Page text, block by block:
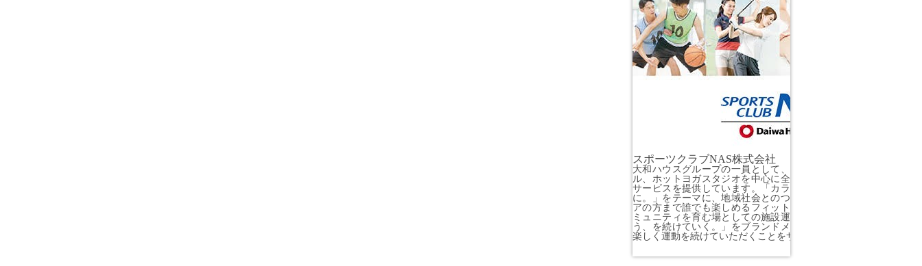
スポーツクラブNAS株式会社
大和ハウスグループの一員として、スポーツクラブ、スイミング
ル、ホットヨガスタジオを中心に全国展開し、地域の幅広い世代
サービスを提供しています。「カラダだけでなく、ココロも明る
に。」をテーマに、地域社会とのつながりを大切にし、子どもか
アの方まで誰でも楽しめるフィットネスの枠を超えた施設サービ
ミュニティを育む場としての施設運営を目指しています。「続け
う、を続けていく。」をブランドメッセージに掲げ、健康維持の
楽しく運動を続けていただくことをサポートします。